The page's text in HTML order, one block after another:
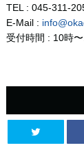
TEL : 045-311-
E-Mail :
受付時間 : 10時